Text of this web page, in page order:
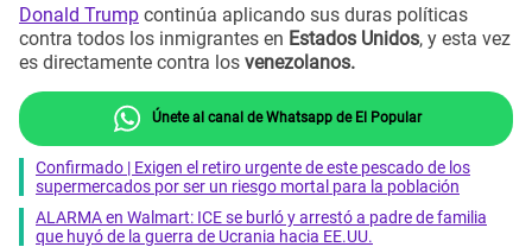
Donald Trump continúa aplicando sus duras políticas
contra todos los inmigrantes en Estados Unidos, y esta vez
es directamente contra los venezolanos.
Únete al canal de Whatsapp de El Popular
Confirmado | Exigen el retiro urgente de este pescado de los
supermercados por ser un riesgo mortal para la población
ALARMA en Walmart: ICE se burló y arrestó a padre de familia
que huyó de la guerra de Ucrania hacia EE.UU.